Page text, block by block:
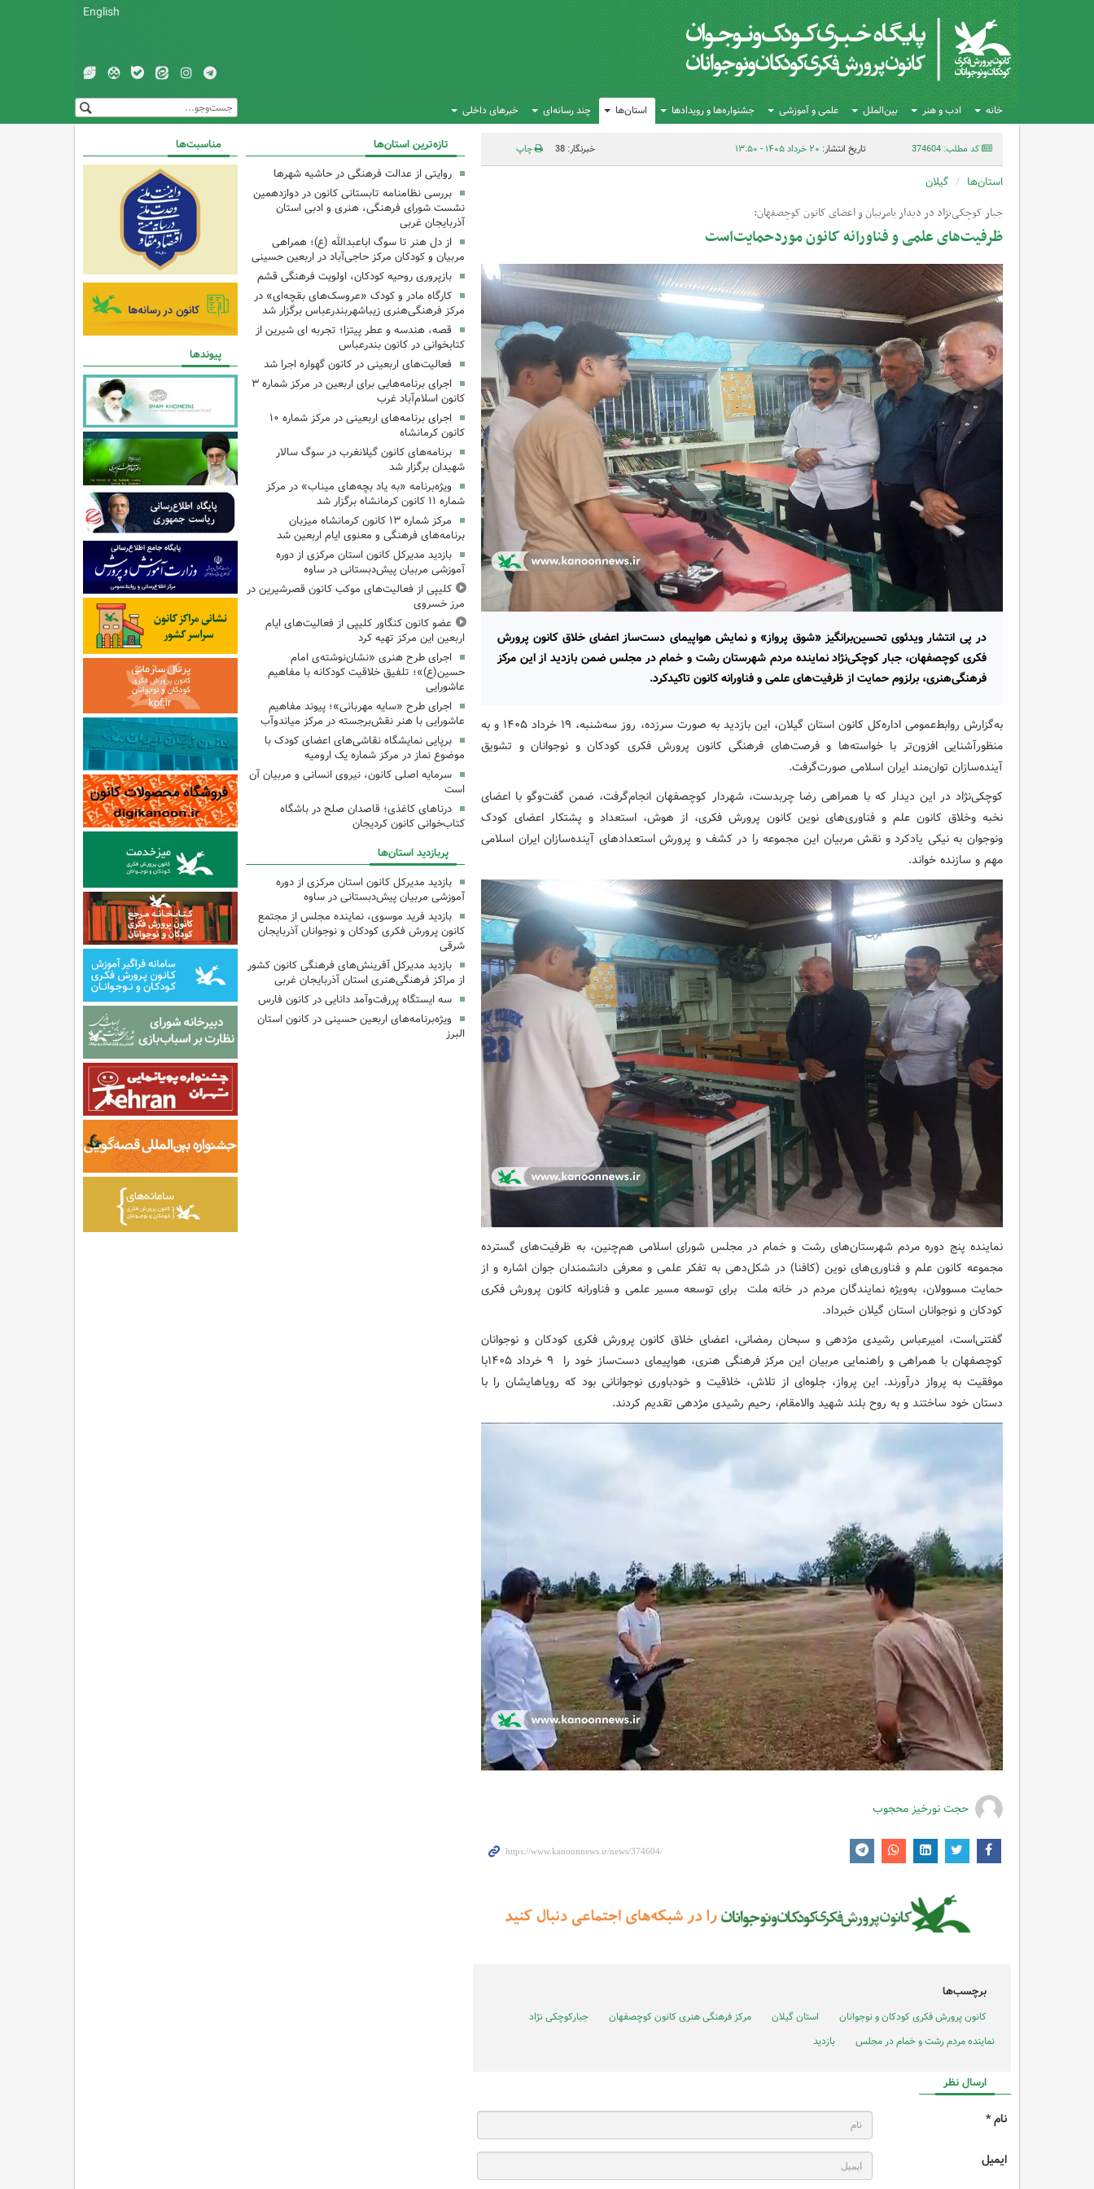
English
خانه ادب و هنر بین‌الملل علمی و آموزشی جشنواره‌ها و رویدادها استان‌ها چند رسانه‌ای خبرهای داخلی
کد مطلب: 374604 تاریخ انتشار: ۲۰ خرداد ۱۴۰۵ - ۱۳:۵۰ خبرنگار: 38 چاپ
استان‌ها گیلان
جبار کوچکی‌نژاد در دیدار بامربیان و اعضای کانون کوچصفهان:
ظرفیت‌های علمی و فناورانه کانون موردحمایت‌است
در پی انتشار ویدئوی تحسین‌برانگیز «شوق پرواز» و نمایش هواپیمای دست‌ساز اعضای خلاق کانون پرورش
فکری کوچصفهان، جبار کوچکی‌نژاد نماینده مردم شهرستان رشت و خمام در مجلس ضمن بازدید از این مرکز
فرهنگی‌هنری، برلزوم حمایت از ظرفیت‌های علمی و فناورانه کانون تاکیدکرد.
به‌گزارش روابط‌عمومی اداره‌کل کانون استان گیلان، این بازدید به صورت سرزده، روز سه‌شنبه، ۱۹ خرداد ۱۴۰۵ و به
منظورآشنایی افزون‌تر با خواسته‌ها و فرصت‌های فرهنگی کانون پرورش فکری کودکان و نوجوانان و تشویق
آینده‌سازان توان‌مند ایران اسلامی صورت‌گرفت.
کوچکی‌نژاد در این دیدار که با همراهی رضا چربدست، شهردار کوچصفهان انجام‌گرفت، ضمن گفت‌وگو با اعضای
نخبه وخلاق کانون علم و فناوری‌های نوین کانون پرورش فکری، از هوش، استعداد و پشتکار اعضای کودک
ونوجوان به نیکی یادکرد و نقش مربیان این مجموعه را در کشف و پرورش استعدادهای آینده‌سازان ایران اسلامی
مهم و سازنده خواند.
نماینده پنج دوره مردم شهرستان‌های رشت و خمام در مجلس شورای اسلامی هم‌چنین، به ظرفیت‌های گسترده
مجموعه کانون علم و فناوری‌های نوین (کافنا) در شکل‌دهی به تفکر علمی و معرفی دانشمندان جوان اشاره و از
حمایت مسوولان، به‌ویژه نمایندگان مردم در خانه ملت برای توسعه مسیر علمی و فناورانه کانون پرورش فکری
کودکان و نوجوانان استان گیلان خبرداد.
گفتنی‌است، امیرعباس رشیدی مژدهی و سبحان رمضانی، اعضای خلاق کانون پرورش فکری کودکان و نوجوانان
کوچصفهان با همراهی و راهنمایی مربیان این مرکز فرهنگی هنری، هواپیمای دست‌ساز خود را ۹ خرداد ۱۴۰۵با
موفقیت به پرواز درآورند. این پرواز، جلوه‌ای از تلاش، خلاقیت و خودباوری نوجوانانی بود که رویاهایشان را با
دستان خود ساختند و به روح بلند شهید والامقام، رحیم رشیدی مژدهی تقدیم کردند.
حجت نورخیز محجوب
برچسب‌ها
کانون پرورش فکری کودکان و نوجوانان استان گیلان مرکز فرهنگی هنری کانون کوچصفهان
جبارکوچکی نژاد
نماینده مردم رشت و خمام در مجلس
بازدید
ارسال نظر
نام *
ایمیل
تازه‌ترین استان‌ها
روایتی از عدالت فرهنگی در حاشیه شهرها
بررسی نظامنامه تابستانی کانون در دوازدهمین
نشست شورای فرهنگی، هنری و ادبی استان
آذربایجان غربی
از دل هنر تا سوگ اباعبدالله (ع)؛ همراهی
مربیان و کودکان مرکز حاجی‌آباد در اربعین حسینی
بازپروری روحیه کودکان، اولویت فرهنگی قشم
کارگاه مادر و کودک «عروسک‌های بقچه‌ای» در
مرکز فرهنگی‌هنری زیباشهربندرعباس برگزار شد
قصه، هندسه و عطر پیتزا؛ تجربه ای شیرین از
کتابخوانی در کانون بندرعباس
فعالیت‌های اربعینی در کانون گهواره اجرا شد
اجرای برنامه‌هایی برای اربعین در مرکز شماره ۳
کانون اسلام‌آباد غرب
اجرای برنامه‌های اربعینی در مرکز شماره ۱۰
کانون کرمانشاه
برنامه‌های کانون گیلانغرب در سوگ سالار
شهیدان برگزار شد
ویژه‌برنامه «به یاد بچه‌های میناب» در مرکز
شماره ۱۱ کانون کرمانشاه برگزار شد
مرکز شماره ۱۳ کانون کرمانشاه میزبان
برنامه‌های فرهنگی و معنوی ایام اربعین شد
بازدید مدیرکل کانون استان مرکزی از دوره
آموزشی مربیان پیش‌دبستانی در ساوه
کلیپی از فعالیت‌های موکب کانون قصرشیرین در
مرز خسروی
عضو کانون کنگاور کلیپی از فعالیت‌های ایام
اربعین این مرکز تهیه کرد
اجرای طرح هنری «نشان‌نوشته‌ی امام
حسین(ع)»؛ تلفیق خلاقیت کودکانه با مفاهیم
عاشورایی
اجرای طرح «سایه مهربانی»؛ پیوند مفاهیم
عاشورایی با هنر نقش‌برجسته در مرکز میاندوآب
برپایی نمایشگاه نقاشی‌های اعضای کودک با
موضوع نماز در مرکز شماره یک ارومیه
سرمایه اصلی کانون، نیروی انسانی و مربیان آن
است
درناهای کاغذی؛ قاصدان صلح در باشگاه
کتاب‌خوانی کانون کردیجان
پربازدید استان‌ها
بازدید مدیرکل کانون استان مرکزی از دوره
آموزشی مربیان پیش‌دبستانی در ساوه
بازدید فرید موسوی، نماینده مجلس از مجتمع
کانون پرورش فکری کودکان و نوجوانان آذربایجان
شرقی
بازدید مدیرکل آفرینش‌های فرهنگی کانون کشور
از مراکز فرهنگی‌هنری استان آذربایجان غربی
سه ایستگاه پررفت‌وآمد دانایی در کانون فارس
ویژه‌برنامه‌های اربعین حسینی در کانون استان
البرز
مناسبت‌ها
پیوندها